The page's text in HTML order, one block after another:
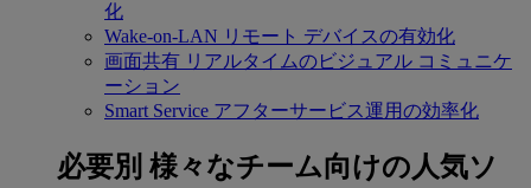
化
Wake-on-LAN リモート デバイスの有効化
画面共有 リアルタイムのビジュアル コミュニケ
ーション
Smart Service アフターサービス運用の効率化
必要別 様々なチーム向けの人気ソ